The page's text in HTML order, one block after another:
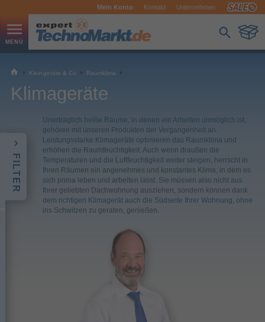
Mein Konto Kontakt Unternehmen
FILTER
Kleingeräte & Co Raumklima
Klimageräte
Unerträglich heiße Räume, in denen ein Arbeiten unmöglich ist,
gehören mit unseren Produkten der Vergangenheit an.
Leistungsstarke Klimageräte optimieren das Raumklima und
erhöhen die Raumfeuchtigkeit. Auch wenn draußen die
Temperaturen und die Luftfeuchtigkeit weiter steigen, herrscht in
Ihren Räumen ein angenehmes und konstantes Klima, in dem es
sich prima leben und arbeiten lässt. Sie müssen also nicht aus
Ihrer geliebten Dachwohnung ausziehen, sondern können dank
dem richtigen Klimagerät auch die Südseite Ihrer Wohnung, ohne
ins Schwitzen zu geraten, genießen.